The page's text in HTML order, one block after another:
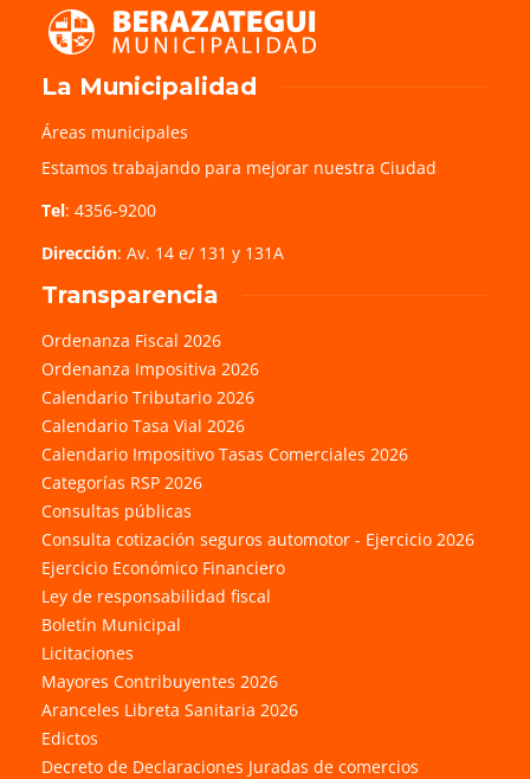
La Municipalidad
Áreas municipales
Estamos trabajando para mejorar nuestra Ciudad
Tel: 4356-9200
Dirección: Av. 14 e/ 131 y 131A
Transparencia
Ordenanza Fiscal 2026
Ordenanza Impositiva 2026
Calendario Tributario 2026
Calendario Tasa Vial 2026
Calendario Impositivo Tasas Comerciales 2026
Categorías RSP 2026
Consultas públicas
Consulta cotización seguros automotor - Ejercicio 2026
Ejercicio Económico Financiero
Ley de responsabilidad fiscal
Boletín Municipal
Licitaciones
Mayores Contribuyentes 2026
Aranceles Libreta Sanitaria 2026
Edictos
Decreto de Declaraciones Juradas de comercios